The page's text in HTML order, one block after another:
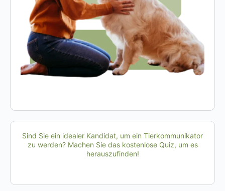
Sind Sie ein idealer Kandidat, um ein Tierkommunikator
zu werden? Machen Sie das kostenlose Quiz, um es
herauszufinden!